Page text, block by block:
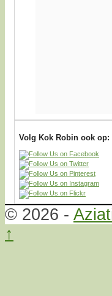
Volg Kok Robin ook op:
© 2026 -
↑